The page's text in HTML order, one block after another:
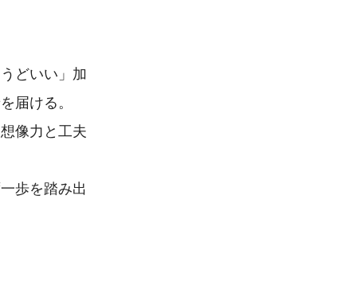
どいい」加
届ける。
像力と工夫
歩を踏み出